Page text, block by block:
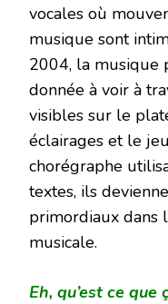
vocales où
musique sont
2004, la musique
donnée à voir à
visibles sur le
éclairages et le
chorégraphe
textes, ils
primordiaux dans
musicale.
Eh, qu’est ce